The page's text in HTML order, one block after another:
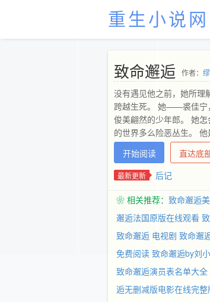
重生小说网
致命邂逅 作者：
没有遇见他之前，她所理
跨越生死。 她——裘佳宁
俊美翩然的少年郎。 她
的世界多么险恶丛生。
情。 他们处心积虑、勾
她差点命丧黄泉，他将
他的缱绻，见识过他的残
开始阅读 直达底
最新更新 后记
❀ 相关推荐： 致命邂逅
邂逅法国原版在线观看
致命邂逅 电视剧 致命邂
免费阅读 致命邂逅by刘
致命邂逅演员表名单大全
逅无删减版电影在线完